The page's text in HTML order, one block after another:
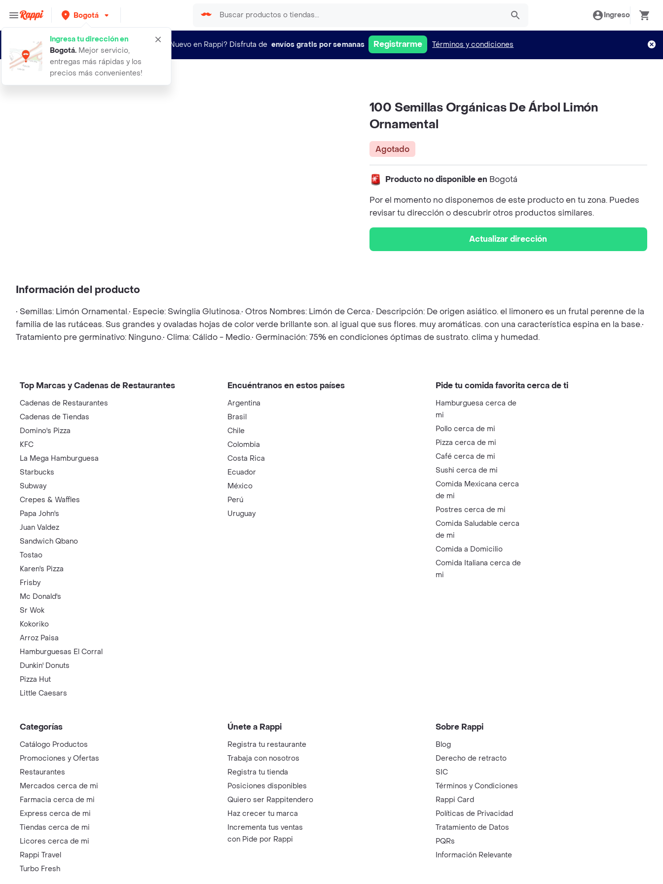
Bogotá
Ingresa tu dirección en
Bogotá. Mejor servicio,
entregas más rápidas y los
precios más convenientes!
Ingreso
¿Nuevo en Rappi? Disfruta de envíos gratis por semanas Registrarme Términos y condiciones
100 semillas organicas de arbol lim
100 Semillas Orgánicas De Árbol Limón
Ornamental
Agotado
Producto no disponible en Bogotá
Por el momento no disponemos de este producto en tu zona. Puedes
revisar tu dirección o descubrir otros productos similares.
Actualizar dirección
Información del producto
• Semillas: Limón Ornamental.• Especie: Swinglia Glutinosa.• Otros Nombres: Limón de Cerca.• Descripción: De origen asiático. el limonero es un frutal perenne de la
familia de las rutáceas. Sus grandes y ovaladas hojas de color verde brillante son. al igual que sus flores. muy aromáticas. con una característica espina en la base.•
Tratamiento pre germinativo: Ninguno.• Clima: Cálido - Medio.• Germinación: 75% en condiciones óptimas de sustrato. clima y humedad.
Top Marcas y Cadenas de Restaurantes
Cadenas de Restaurantes
Cadenas de Tiendas
Domino's Pizza
KFC
La Mega Hamburguesa
Starbucks
Subway
Crepes & Waffles
Papa John's
Juan Valdez
Sandwich Qbano
Tostao
Karen's Pizza
Frisby
Mc Donald's
Sr Wok
Kokoriko
Arroz Paisa
Hamburguesas El Corral
Dunkin' Donuts
Pizza Hut
Little Caesars
Encuéntranos en estos países
Argentina
Brasil
Chile
Colombia
Costa Rica
Ecuador
México
Perú
Uruguay
Pide tu comida favorita cerca de ti
Hamburguesa cerca de
mi
Pollo cerca de mi
Pizza cerca de mi
Café cerca de mi
Sushi cerca de mi
Comida Mexicana cerca
de mi
Postres cerca de mi
Comida Saludable cerca
de mi
Comida a Domicilio
Comida Italiana cerca de
mi
Categorías
Catálogo Productos
Promociones y Ofertas
Restaurantes
Mercados cerca de mi
Farmacia cerca de mi
Express cerca de mi
Tiendas cerca de mi
Licores cerca de mi
Rappi Travel
Turbo Fresh
Únete a Rappi
Registra tu restaurante
Trabaja con nosotros
Registra tu tienda
Posiciones disponibles
Quiero ser Rappitendero
Haz crecer tu marca
Incrementa tus ventas
con Pide por Rappi
Sobre Rappi
Blog
Derecho de retracto
SIC
Términos y Condiciones
Rappi Card
Políticas de Privacidad
Tratamiento de Datos
PQRs
Información Relevante